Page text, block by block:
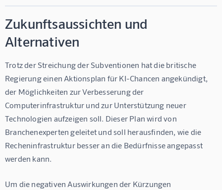
Zukunftsaussichten und
Alternativen
Trotz der Streichung der Subventionen hat die britische
Regierung einen Aktionsplan für KI-Chancen angekündigt,
der Möglichkeiten zur Verbesserung der
Computerinfrastruktur und zur Unterstützung neuer
Technologien aufzeigen soll. Dieser Plan wird von
Branchenexperten geleitet und soll herausfinden, wie die
Recheninfrastruktur besser an die Bedürfnisse angepasst
werden kann.
Um die negativen Auswirkungen der Kürzungen